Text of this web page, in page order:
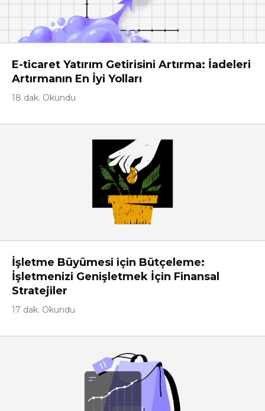
E-ticaret Yatırım Getirisini Artırma: İadeleri
Artırmanın En İyi Yolları
18 dak. Okundu
İşletme Büyümesi için Bütçeleme:
İşletmenizi Genişletmek İçin Finansal
Stratejiler
17 dak. Okundu